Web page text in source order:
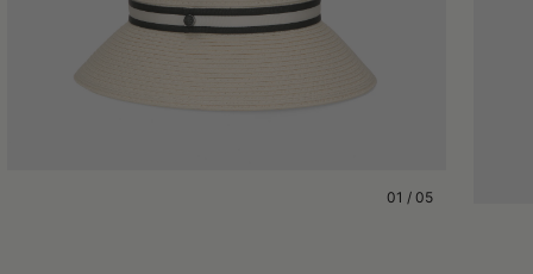
01 / 05